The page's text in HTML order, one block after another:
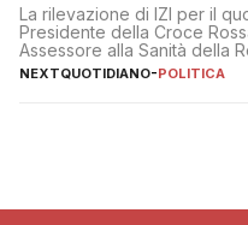
La rilevazione di IZI per il
Presidente della Croce
Assessore alla Sanità della
Donatella Bianchi
NEXTQUOTIDIANO-POLITICA